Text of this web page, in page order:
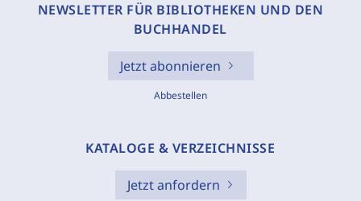
NEWSLETTER FÜR BIBLIOTHEKEN UND DEN
BUCHHANDEL
Jetzt abonnieren
Abbestellen
KATALOGE & VERZEICHNISSE
Jetzt anfordern